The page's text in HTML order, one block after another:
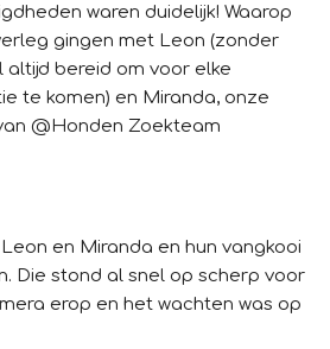
waren duidelijk! Waarop
gingen met Leon (zonder
altijd bereid om voor elke
te komen) en Miranda, onze
@Honden Zoekteam
en Miranda en hun vangkooi
Die stond al snel op scherp voor
erop en het wachten was op